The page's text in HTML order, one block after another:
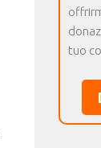
tuo